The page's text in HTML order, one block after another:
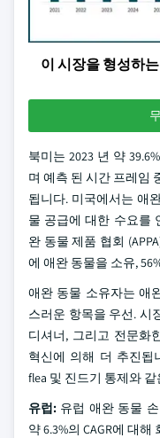
이 시장을 형성하
북미는 2023 년 약
며 예측 된 시간 프레임
됩니다. 미국에서는 애
물 공급에 대한 수요를
완 동물 제품 협회
에 애완 동물을 소유,
애완 동물 소유자는 애
스러운 항목을 우선. 시
디셔너, 그리고 전문화
혁신에 의해 더 추진됩
flea 및 진드기 통제와
유럽: 유럽 애완 동물
약 6.3%의 CAGR에 대